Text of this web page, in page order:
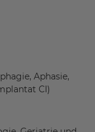
Aphasie,
CI)